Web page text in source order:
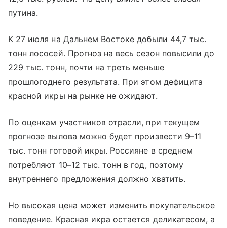
путина.
К 27 июля на Дальнем Востоке добыли 44,7 тыс.
тонн лососей. Прогноз на весь сезон повысили до
229 тыс. тонн, почти на треть меньше
прошлогоднего результата. При этом дефицита
красной икры на рынке не ожидают.
По оценкам участников отрасли, при текущем
прогнозе вылова можно будет произвести 9–11
тыс. тонн готовой икры. Россияне в среднем
потребляют 10–12 тыс. тонн в год, поэтому
внутреннего предложения должно хватить.
Но высокая цена может изменить покупательское
поведение. Красная икра остается деликатесом, а